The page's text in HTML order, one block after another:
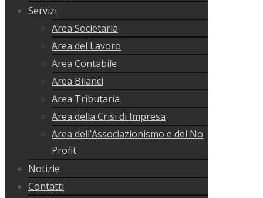
Servizi
Area Societaria
Area del Lavoro
Area Contabile
Area Bilanci
Area Tributaria
Area della Crisi di Impresa
Area dell’Associazionismo e del No
Profit
Notizie
Contatti